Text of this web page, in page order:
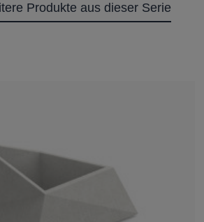
Produkte aus dieser Serie